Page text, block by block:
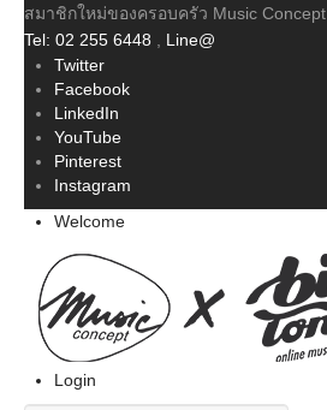
สมาชิกใหม่ของครอบครัว Music Concept
Tel: 02 255 6448
Line@
Twitter
Facebook
LinkedIn
YouTube
Pinterest
Instagram
Welcome
Login